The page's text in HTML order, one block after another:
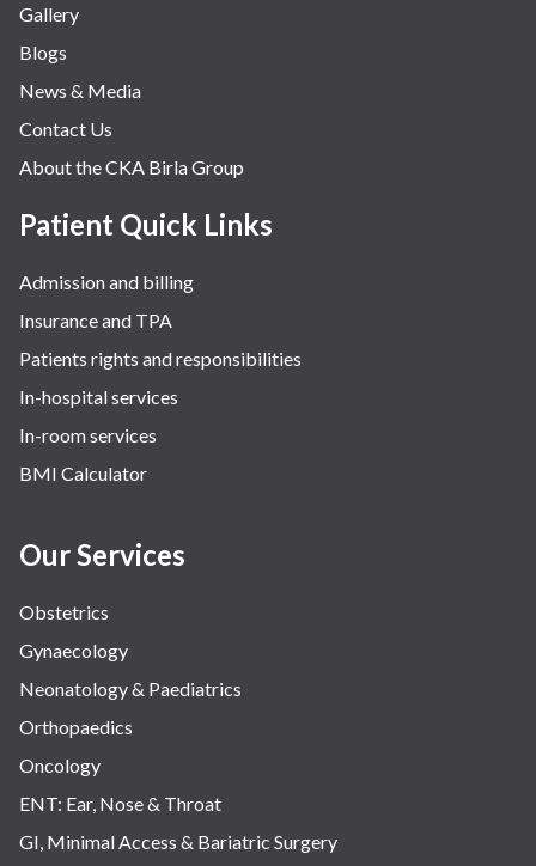
Gallery
Blogs
News & Media
Contact Us
About the CKA Birla Group
Patient Quick Links
Admission and billing
Insurance and TPA
Patients rights and responsibilities
In-hospital services
In-room services
BMI Calculator
Our Services
Obstetrics
Gynaecology
Neonatology & Paediatrics
Orthopaedics
Oncology
ENT: Ear, Nose & Throat
GI, Minimal Access & Bariatric Surgery